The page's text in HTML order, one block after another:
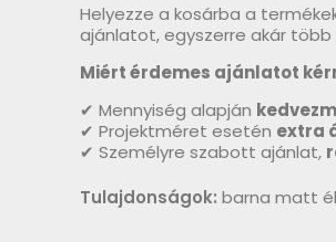
Helyezze a kosárba a
ajánlatot, egyszerre akár több
Miért érdemes ajánlatot
✔ Mennyiség alapján
✔ Projektméret esetén extra
✔ Személyre szabott ajánlat,
Tulajdonságok: barna matt